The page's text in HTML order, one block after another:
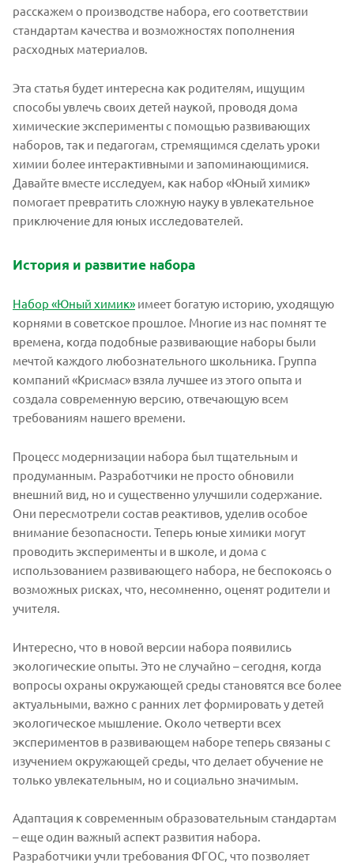
расскажем о производстве набора, его соответствии
стандартам качества и возможностях пополнения
расходных материалов.
Эта статья будет интересна как родителям, ищущим
способы увлечь своих детей наукой, проводя дома
химические эксперименты с помощью развивающих
наборов, так и педагогам, стремящимся сделать уроки
химии более интерактивными и запоминающимися.
Давайте вместе исследуем, как набор «Юный химик»
помогает превратить сложную науку в увлекательное
приключение для юных исследователей.
История и развитие набора
Набор «Юный химик» имеет богатую историю, уходящую
корнями в советское прошлое. Многие из нас помнят те
времена, когда подобные развивающие наборы были
мечтой каждого любознательного школьника. Группа
компаний «Крисмас» взяла лучшее из этого опыта и
создала современную версию, отвечающую всем
требованиям нашего времени.
Процесс модернизации набора был тщательным и
продуманным. Разработчики не просто обновили
внешний вид, но и существенно улучшили содержание.
Они пересмотрели состав реактивов, уделив особое
внимание безопасности. Теперь юные химики могут
проводить эксперименты и в школе, и дома с
использованием развивающего набора, не беспокоясь о
возможных рисках, что, несомненно, оценят родители и
учителя.
Интересно, что в новой версии набора появились
экологические опыты. Это не случайно – сегодня, когда
вопросы охраны окружающей среды становятся все более
актуальными, важно с ранних лет формировать у детей
экологическое мышление. Около четверти всех
экспериментов в развивающем наборе теперь связаны с
изучением окружающей среды, что делает обучение не
только увлекательным, но и социально значимым.
Адаптация к современным образовательным стандартам
– еще один важный аспект развития набора.
Разработчики учли требования ФГОС, что позволяет